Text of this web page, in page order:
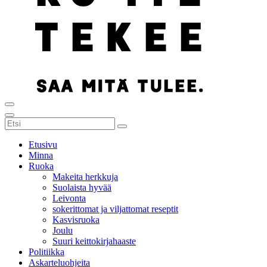
Etusivu
Minna
Ruoka
Makeita herkkuja
Suolaista hyvää
Leivonta
sokerittomat ja viljattomat reseptit
Kasvisruoka
Joulu
Suuri keittokirjahaaste
Politiikka
Askarteluohjeita